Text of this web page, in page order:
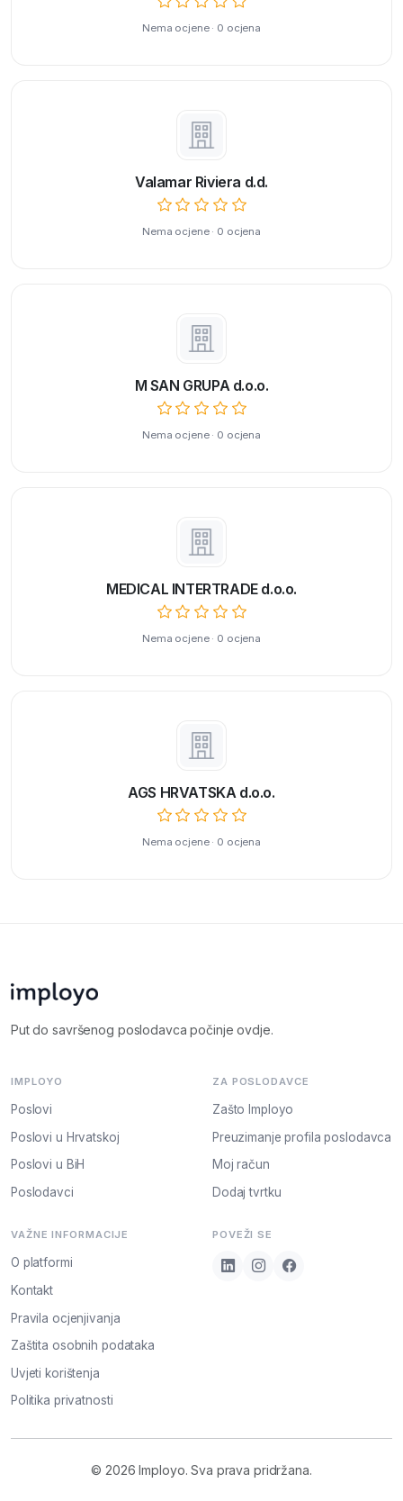
Nema ocjene · 0 ocjena
Valamar Riviera d.d.
Nema ocjene · 0 ocjena
M SAN GRUPA d.o.o.
Nema ocjene · 0 ocjena
MEDICAL INTERTRADE d.o.o.
Nema ocjene · 0 ocjena
AGS HRVATSKA d.o.o.
Nema ocjene · 0 ocjena
Put do savršenog poslodavca počinje ovdje.
IMPLOYO
Poslovi
Poslovi u Hrvatskoj
Poslovi u BiH
Poslodavci
ZA POSLODAVCE
Zašto Imployo
Preuzimanje profila poslodavca
Moj račun
Dodaj tvrtku
VAŽNE INFORMACIJE
O platformi
Kontakt
Pravila ocjenjivanja
Zaštita osobnih podataka
Uvjeti korištenja
Politika privatnosti
POVEŽI SE
© 2026 Imployo. Sva prava pridržana.